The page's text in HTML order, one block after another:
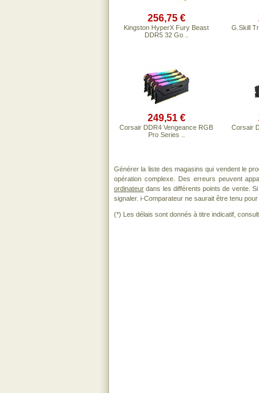
256,75 €
Kingston HyperX Fury Beast
DDR5 32 Go ..
G.Skill
249,51 €
Corsair DDR4 Vengeance RGB
Pro Series ..
Corsair
Générer la liste des magasins qui vendent le
opération complexe. Des erreurs peuvent
ordinateur dans les différents points de vente.
signaler. i-Comparateur ne saurait être tenu
(*) Les délais sont donnés à titre indicatif,